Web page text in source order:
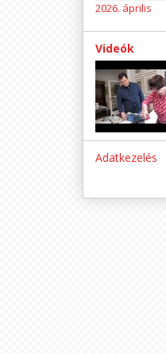
2026. április
Videók
Adatkezelés